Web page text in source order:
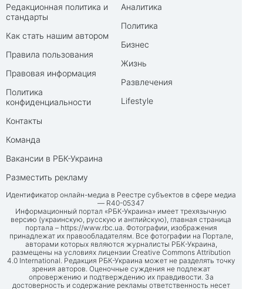
Редакционная политика и
стандарты
Как стать нашим автором
Правила пользования
Правовая информация
Политика
конфиденциальности
Контакты
Команда
Вакансии в РБК-Украина
Разместить рекламу
Аналитика
Политика
Бизнес
Жизнь
Развлечения
Lifestyle
Идентификатор онлайн-медиа в Реестре субъектов в сфере медиа
— R40-05347
Информационный портал «РБК-Украина» имеет трехязычную
версию (украинскую, русскую и английскую), главная страница
портала – https://www.rbc.ua. Фотографии, изображения
принадлежат их правообладателям. Все фотографии на Портале,
авторами которых являются журналисты РБК-Украина,
размещены на условиях лицензии Creative Commons Attribution
4.0 International. Редакция РБК-Украина может не разделять точку
зрения авторов. Оценочные суждения не подлежат
опровержению и подтверждению их правдивости. За
достоверность и содержание рекламы ответственность несет